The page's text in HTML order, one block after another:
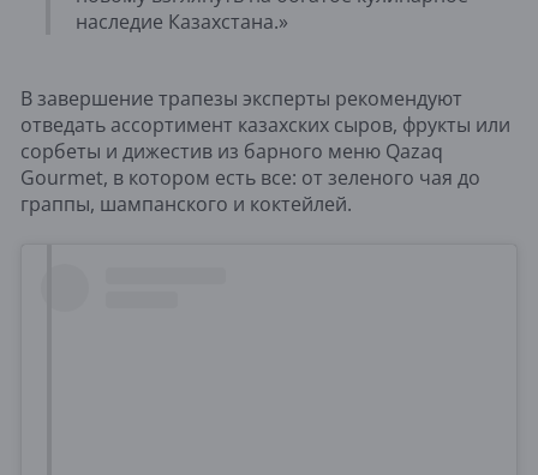
наследие Казахстана.»
В завершение трапезы эксперты рекомендуют
отведать ассортимент казахских сыров, фрукты или
сорбеты и дижестив из барного меню Qazaq
Gourmet, в котором есть все: от зеленого чая до
граппы, шампанского и коктейлей.